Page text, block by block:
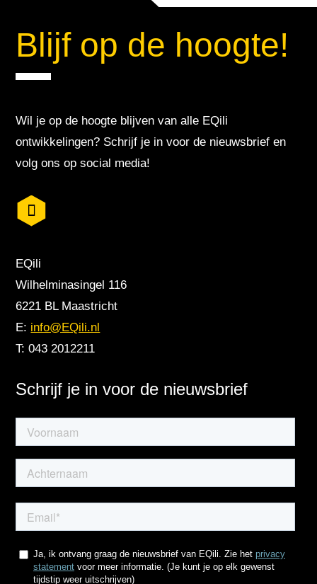
Blijf op de hoogte!
Wil je op de hoogte blijven van alle EQili
ontwikkelingen? Schrijf je in voor de nieuwsbrief en
volg ons op social media!
EQili
Wilhelminasingel 116
6221 BL Maastricht
E: info@EQili.nl
T: 043 2012211
Schrijf je in voor de nieuwsbrief